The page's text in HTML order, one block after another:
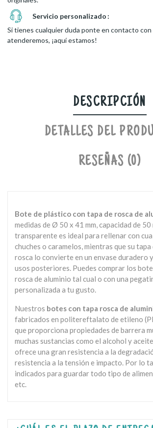
Servicio personalizado
Si tienes cualquier duda ponte en contacto
atenderemos, ¡aquí estamos!
DESCRIPCIÓN
DETALLES DEL
RESEÑAS (0)
Bote de plástico con tapa de rosca de
medidas de Ø 50 x 41 mm, capacidad de
transparente es ideal para rellenar con
chuches o caramelos, mientras que su
rosca lo convierte en un envase duradero
usos posteriores. Puedes comprar los
rosca de aluminio tal cual o con una
personalizada a tu gusto.
Nuestros botes con tapa rosca de
fabricados en politereftalato de etileno
que proporciona propiedades de barrera
muchas sustancias como el alcohol y
ofrece una gran resistencia a la
resistencia a la tensión e impacto. Por lo
indicados para guardar todo tipo de
etc.